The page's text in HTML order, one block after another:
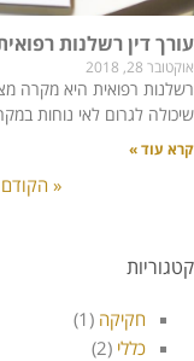
עורך דין רשלנות
אוקטובר 28, 2018
רשלנות רפואית היא מקרה
שיכולה לגרום לאי נוחות
קרא עוד »
« הקודם
קטגוריות
חקיקה (1)
כללי (2)